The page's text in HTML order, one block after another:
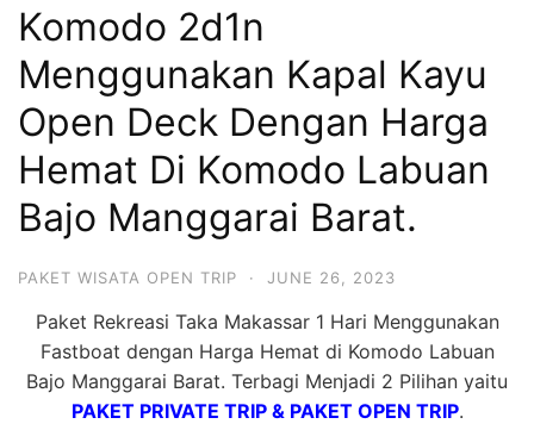
Hari
2
Malam,
2
Hari
Malam
Hari
Penuh
Komodo 2d1n
Menggunakan Kapal Kayu
Open Deck Dengan Harga
Hemat Di Komodo Labuan
Bajo Manggarai Barat.
PAKET WISATA OPEN TRIP · JUNE 26, 2023
Paket Rekreasi Taka Makassar 1 Hari Menggunakan
Fastboat dengan Harga Hemat di Komodo Labuan
Bajo Manggarai Barat. Terbagi Menjadi 2 Pilihan yaitu
PAKET PRIVATE TRIP & PAKET OPEN TRIP.